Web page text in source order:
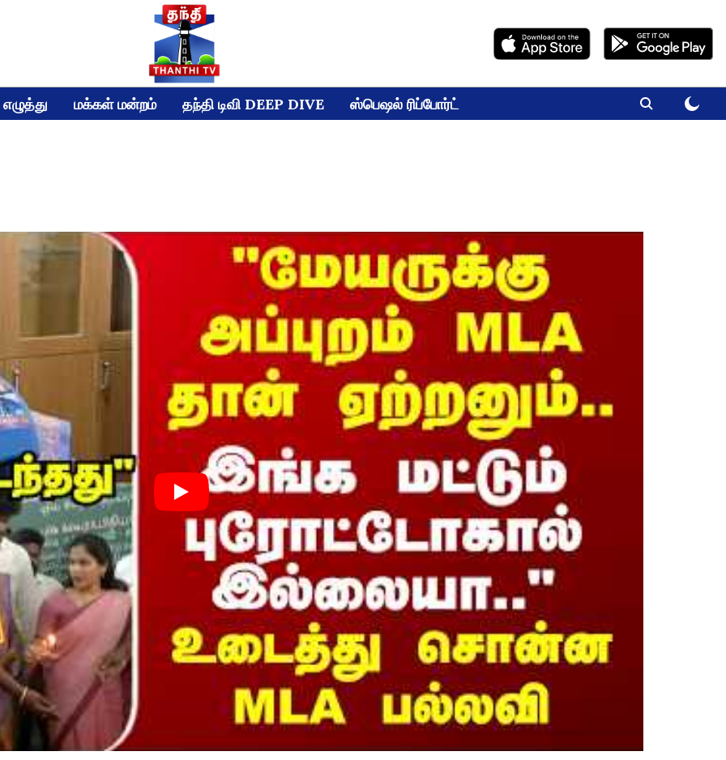
மக்கள் மன்றம் தந்தி டிவி DEEP DIVE ஸ்பெஷல் ரிப்போர்ட்